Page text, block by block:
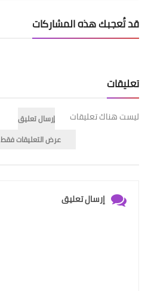
قد تُعجبك هذه المشاركات
تعليقات
ليست هناك تعليقات
إرسال تعليق
عرض التعليقات فقط
إرسال تعليق